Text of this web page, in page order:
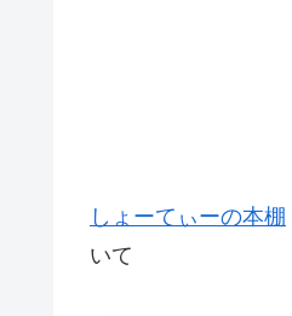
しょーてぃーの本棚
いて